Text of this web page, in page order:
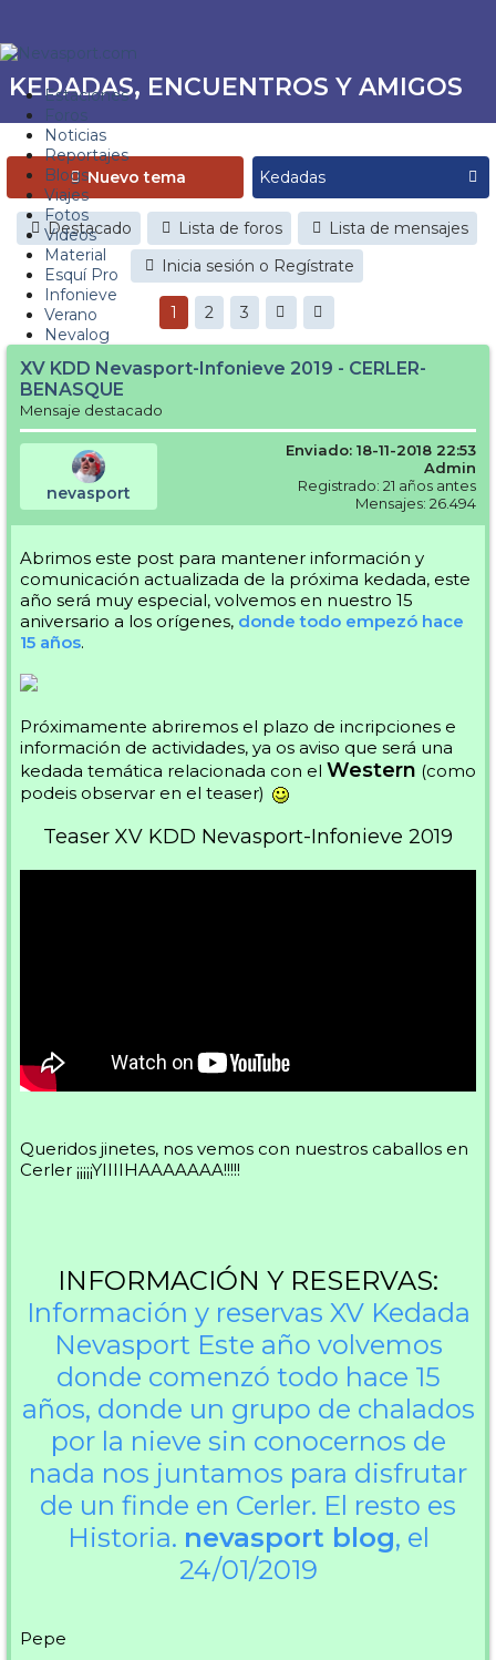
Estaciones
Foros
Noticias
Reportajes
Blogs
Viajes
Fotos
Videos
Material
Esquí Pro
Infonieve
Verano
Nevalog
KEDADAS, ENCUENTROS Y AMIGOS
Nuevo tema
Destacado Lista de foros
Lista de mensajes
Inicia sesión o Regístrate
1 2 3
XV KDD Nevasport-Infonieve 2019 - CERLER-
BENASQUE
Mensaje destacado
nevasport
Enviado: 18-11-2018 22:53
Admin
Registrado: 21 años antes
Mensajes: 26.494
Abrimos este post para mantener información y
comunicación actualizada de la próxima kedada, este
año será muy especial, volvemos en nuestro 15
aniversario a los orígenes, donde todo empezó hace
15 años.
Próximamente abriremos el plazo de incripciones e
información de actividades, ya os aviso que será una
kedada temática relacionada con el Western (como
podeis observar en el teaser)
Teaser XV KDD Nevasport-Infonieve 2019
Queridos jinetes, nos vemos con nuestros caballos en
Cerler ¡¡¡¡¡YIIIIHAAAAAAA!!!!!
INFORMACIÓN Y RESERVAS:
Información y reservas XV Kedada
Nevasport Este año volvemos
donde comenzó todo hace 15
años, donde un grupo de chalados
por la nieve sin conocernos de
nada nos juntamos para disfrutar
de un finde en Cerler. El resto es
Historia. nevasport blog, el
24/01/2019
Pepe